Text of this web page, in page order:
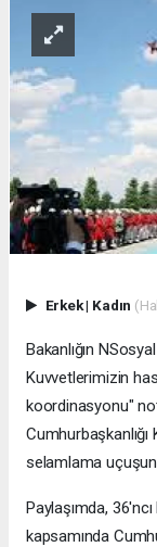
Erkek| Kadın
Bakanlığın
Kuvvetlerimizin
koordinasyonu"
Cumhurbaşkanlığı
selamlama
Paylaşımda,
kapsamında